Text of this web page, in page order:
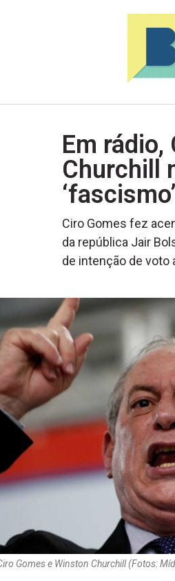
Em rádio,
Churchill
Ciro Gomes fez
da república Jair
de intenção de
Gomes e Winston Churchill (Fotos: